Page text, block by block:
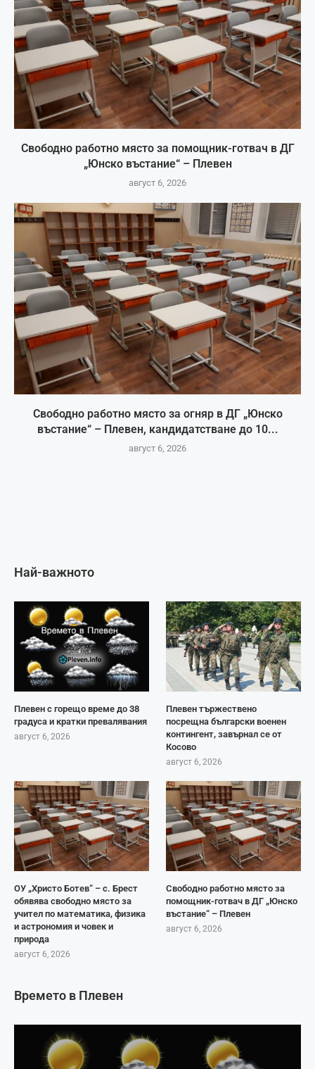
Свободно работно място за помощник-готвач в ДГ
„Юнско въстание“ – Плевен
август 6, 2026
Свободно работно място за огняр в ДГ „Юнско
въстание“ – Плевен, кандидатстване до 10...
август 6, 2026
Най-важното
Плевен с горещо време до 38
градуса и кратки превалявания
август 6, 2026
Плевен тържествено
посрещна български военен
контингент, завърнал се от
Косово
август 6, 2026
ОУ „Христо Ботев“ – с. Брест
обявява свободно място за
учител по математика, физика
и астрономия и човек и
природа
август 6, 2026
Свободно работно място за
помощник-готвач в ДГ „Юнско
въстание“ – Плевен
август 6, 2026
Времето в Плевен